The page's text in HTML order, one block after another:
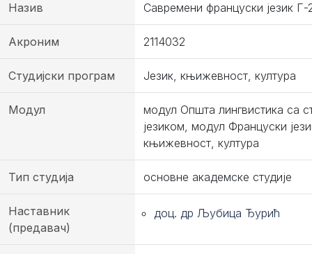
Назив Савремени француски језик Г-
Акроним 2114032
Студијски програм Језик, књижевност, култура
Модул
модул Општа лингвистика са
језиком, модул Француски
књижевност, култура
Тип студија основне академске студије
Наставник
(предавач)
доц. др Љубица Ђурић